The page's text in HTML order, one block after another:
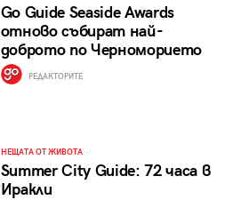
Go Guide Seaside Awards
отново събират най-
доброто по Черноморието
РЕДАКТОРИТЕ
НЕЩАТА ОТ ЖИВОТА
Summer City Guide: 72 часа в
Иракли